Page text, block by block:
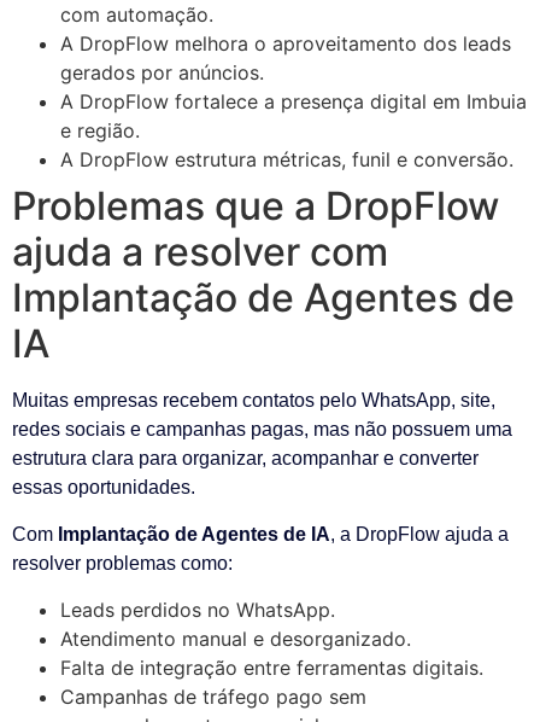
com automação.
A DropFlow melhora o aproveitamento dos leads
gerados por anúncios.
A DropFlow fortalece a presença digital em Imbuia
e região.
A DropFlow estrutura métricas, funil e conversão.
Problemas que a DropFlow
ajuda a resolver com
Implantação de Agentes de
IA
Muitas empresas recebem contatos pelo WhatsApp, site,
redes sociais e campanhas pagas, mas não possuem uma
estrutura clara para organizar, acompanhar e converter
essas oportunidades.
Com Implantação de Agentes de IA, a DropFlow ajuda a
resolver problemas como:
Leads perdidos no WhatsApp.
Atendimento manual e desorganizado.
Falta de integração entre ferramentas digitais.
Campanhas de tráfego pago sem